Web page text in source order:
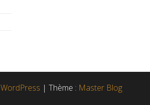
WordPress | Thème : Master Blog